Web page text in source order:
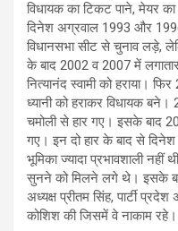
विधायक का टिकट पाने, मेयर
दिनेश अग्रवाल 1993 और
विधानसभा सीट से चुनाव लड़े,
के बाद 2002 व 2007 में
नित्यानंद स्वामी को हराया।
ध्यानी को हराकर विधायक
चमोली से हार गए। इसके बाद
गए। इन दो हार के बाद से दिनेश
भूमिका ज्यादा प्रभावशाली
सुनने को मिलने लगे थे। इसके बाद
अध्यक्ष प्रीतम सिंह, पार्टी
कोशिश की जिसमें वे नाकाम रहे।